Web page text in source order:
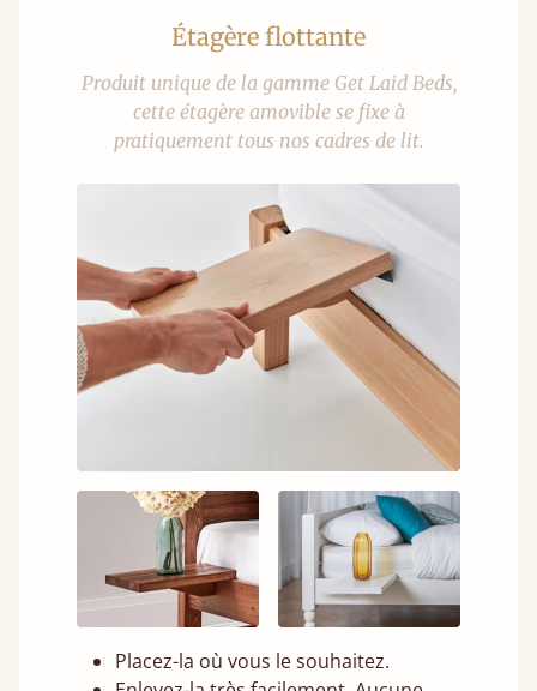
Étagère flottante
Produit unique de la gamme Get Laid Beds,
cette étagère amovible se fixe à
pratiquement tous nos cadres de lit.
Placez-la où vous le souhaitez.